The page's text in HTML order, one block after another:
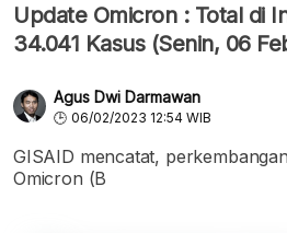
Update Omicron : Total di
34.041 Kasus (Senin, 06
Agus Dwi Darmawan
06/02/2023 12:54 WIB
GISAID mencatat,
Omicron (B